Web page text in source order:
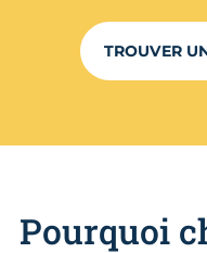
TROUVER
Pourquoi